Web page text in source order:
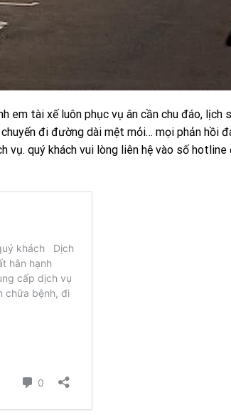
tài xế luôn phục vụ ân cần chu đáo, lịch
đi đường dài mệt mỏi… mọi phản hồi
vụ. quý khách vui lòng liên hệ vào số